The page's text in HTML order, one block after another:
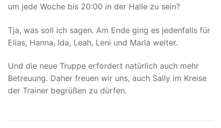
um jede Woche bis 20:00 in der Halle zu sein?
Tja, was soll ich sagen. Am Ende ging es jedenfalls für
Elias, Hanna, Ida, Leah, Leni und Marla weiter.
Und die neue Truppe erfordert natürlich auch mehr
Betreuung. Daher freuen wir uns, auch Sally im Kreise
der Trainer begrüßen zu dürfen.